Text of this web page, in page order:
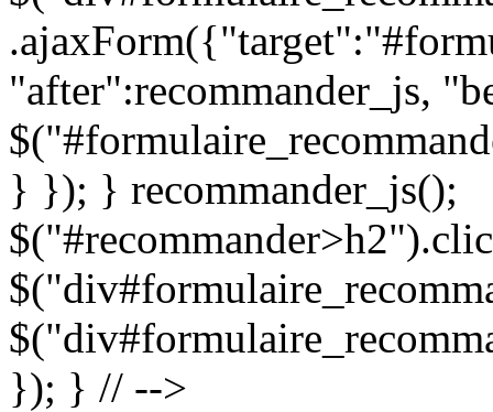
"after":recommander_js,
} }); } recommander_js();
}); } // -->